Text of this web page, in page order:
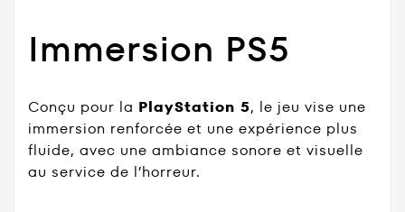
Immersion PS5
Conçu pour la PlayStation 5, le jeu vise une
immersion renforcée et une expérience plus
fluide, avec une ambiance sonore et visuelle
au service de l’horreur.